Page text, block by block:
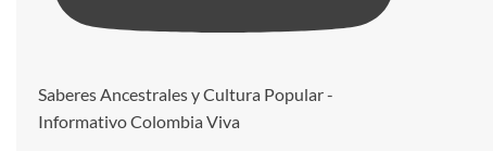
Saberes Ancestrales y Cultura Popular -
Informativo Colombia Viva